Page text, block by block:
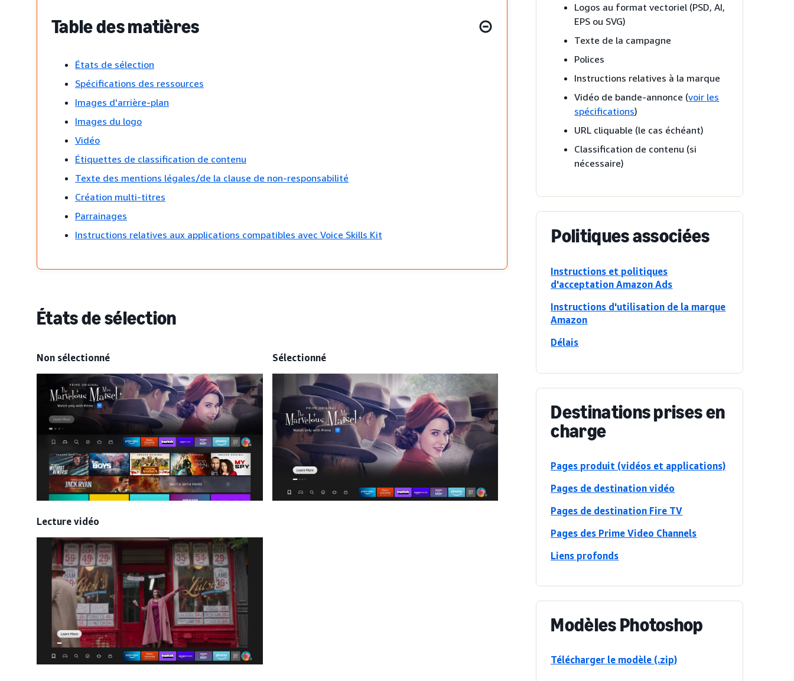
Table des matières
États de sélection
Spécifications des ressources
Images d'arrière-plan
Images du logo
Vidéo
Étiquettes de classification de contenu
Texte des mentions légales/de la clause de non-responsabilité
Création multi-titres
Parrainages
Instructions relatives aux applications compatibles avec Voice Skills Kit
États de sélection
Non sélectionné
Lecture vidéo
Sélectionné
Logos au format vectoriel (PSD, AI,
EPS ou SVG)
Texte de la campagne
Polices
Instructions relatives à la marque
Vidéo de bande-annonce (voir les
spécifications)
URL cliquable (le cas échéant)
Classification de contenu (si
nécessaire)
Politiques associées
Instructions et politiques
d'acceptation Amazon Ads
Instructions d'utilisation de la marque
Amazon
Délais
Destinations prises en
charge
Pages produit (vidéos et applications)
Pages de destination vidéo
Pages de destination Fire TV
Pages des Prime Video Channels
Liens profonds
Modèles Photoshop
Télécharger le modèle (.zip)